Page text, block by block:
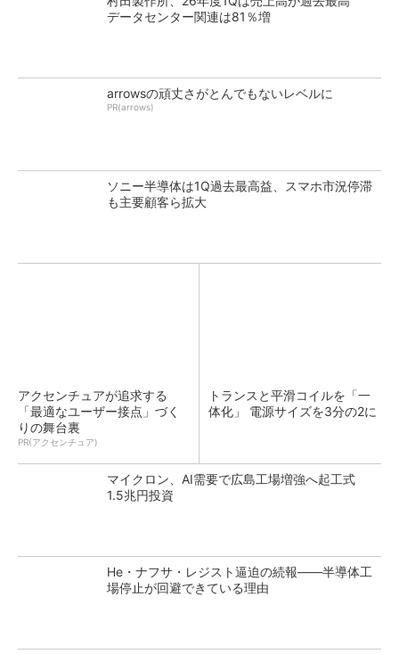
データセンター関連は81％増
arrowsの頑丈さがとんでもないレベルに
PR(arrows)
ソニー半導体は1Q過去最高益、スマホ市況停滞
も主要顧客ら拡大
アクセンチュアが追求する
「最適なユーザー接点」づく
りの舞台裏
PR(アクセンチュア)
トランスと平滑コイルを「一
体化」 電源サイズを3分の2に
マイクロン、AI需要で広島工場増強へ起工式
1.5兆円投資
He・ナフサ・レジスト逼迫の続報――半導体工
場停止が回避できている理由